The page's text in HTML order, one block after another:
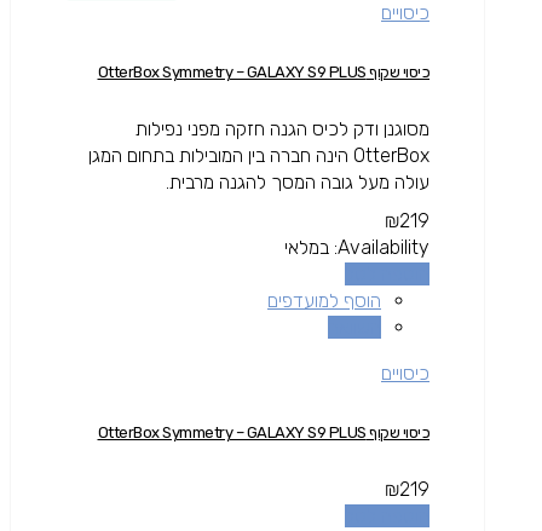
כיסויים
כיסוי שקוף OtterBox Symmetry – GALAXY S9 PLUS
מסוגנן ודק לכיס הגנה חזקה מפני נפילות
OtterBox הינה חברה בין המובילות בתחום המגן
עולה מעל גובה המסך להגנה מרבית.
₪219
Availability: במלאי
הוסף למועדפים
כיסויים
כיסוי שקוף OtterBox Symmetry – GALAXY S9 PLUS
₪219